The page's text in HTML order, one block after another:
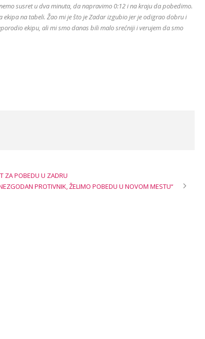
susret u dva minuta, da napravimo 0:12 i na kraju da pobedimo.
na tabeli. Žao mi je što je Zadar izgubio jer je odigrao dobru i
ekipu, ali mi smo danas bili malo srećniji i verujem da smo
ZA POBEDU U ZADRU
PROTIVNIK, ŽELIMO POBEDU U NOVOM MESTU“